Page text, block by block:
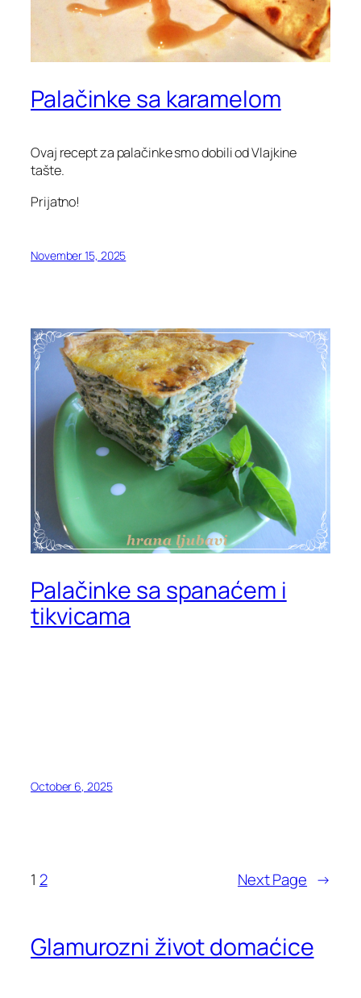
Palačinke sa karamelom
Ovaj recept za palačinke smo dobili od Vlajkine
tašte.
Prijatno!
November 15, 2025
Palačinke sa spanaćem i
tikvicama
October 6, 2025
1 2 Next Page →
Glamurozni život domaćice